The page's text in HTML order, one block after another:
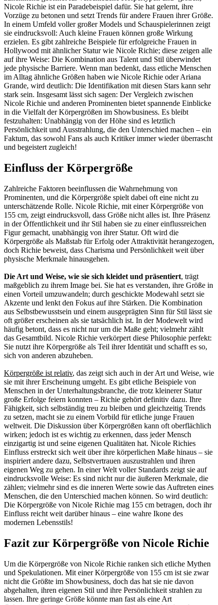
Nicole Richie ist ein Paradebeispiel dafür. Sie hat gelernt, ihre
Vorzüge zu betonen und setzt Trends für andere Frauen ihrer Größe.
In einem Umfeld voller großer Models und Schauspielerinnen zeigt
sie eindrucksvoll: Auch kleine Frauen können große Wirkung
erzielen. Es gibt zahlreiche Beispiele für erfolgreiche Frauen in
Hollywood mit ähnlicher Statur wie Nicole Richie; diese zeigen alle
auf ihre Weise: Die Kombination aus Talent und Stil überwindet
jede physische Barriere. Wenn man bedenkt, dass etliche Menschen
im Alltag ähnliche Größen haben wie Nicole Richie oder Ariana
Grande, wird deutlich: Die Identifikation mit diesen Stars kann sehr
stark sein. Insgesamt lässt sich sagen: Der Vergleich zwischen
Nicole Richie und anderen Prominenten bietet spannende Einblicke
in die Vielfalt der Körpergrößen im Showbusiness. Es bleibt
festzuhalten: Unabhängig von der Höhe sind es letztlich
Persönlichkeit und Ausstrahlung, die den Unterschied machen – ein
Faktum, das sowohl Fans als auch Kritiker immer wieder überrascht
und begeistert zugleich!
Einfluss der Körpergröße
Zahlreiche Faktoren beeinflussen die Wahrnehmung von
Prominenten, und die Körpergröße spielt dabei oft eine nicht zu
unterschätzende Rolle. Nicole Richie, mit einer Körpergröße von
155 cm, zeigt eindrucksvoll, dass Größe nicht alles ist. Ihre Präsenz
in der Öffentlichkeit und ihr Stil haben sie zu einer einflussreichen
Figur gemacht, unabhängig von ihrer Statur. Oft wird die
Körpergröße als Maßstab für Erfolg oder Attraktivität herangezogen,
doch Richie beweist, dass Charisma und Persönlichkeit weit über
physische Merkmale hinausgehen.
Die Art und Weise, wie sie sich kleidet und präsentiert, trägt
maßgeblich zu ihrem Image bei. Sie hat es verstanden, ihre Größe in
einen Vorteil umzuwandeln; durch geschickte Modewahl setzt sie
Akzente und lenkt den Fokus auf ihre Stärken. Die Kombination
aus Selbstbewusstsein und einem ausgeprägten Sinn für Stil lässt sie
oft größer erscheinen als sie tatsächlich ist. In der Modewelt wird
häufig betont, dass es nicht nur um die Maße geht; vielmehr zählt
das Gesamtbild. Nicole Richie verkörpert diese Philosophie perfekt:
Sie nutzt ihre Körpergröße als Teil ihrer Identität und schafft es so,
sich von anderen abzuheben.
Körpergröße ist relativ, das zeigt sich auch in der Art und Weise, wie
sie mit ihrer Erscheinung umgeht. Es gibt etliche Beispiele von
Menschen in der Unterhaltungsbranche, die trotz kleinerer Statur
große Erfolge feiern konnten – Richie gehört definitiv dazu. Ihre
Fähigkeit, sich selbständig treu zu bleiben und gleichzeitig Trends
zu setzen, macht sie zu einem Vorbild für etliche junge Frauen
weltweit. Die Diskussion über Körpergrößen kann oft oberflächlich
wirken; jedoch ist es wichtig zu erkennen, dass jeder Mensch
einzigartig ist und seine eigenen Qualitäten hat. Nicole Richies
Einfluss erstreckt sich weit über ihre körperlichen Maße hinaus – sie
inspiriert andere dazu, Selbstvertrauen auszustrahlen und ihren
eigenen Weg zu gehen. In einer Welt voller Standards zeigt sie auf
eindrucksvolle Weise: Es sind nicht nur die äußeren Merkmale, die
zählen; vielmehr sind es die inneren Werte sowie das Auftreten eines
Menschen, die den Unterschied machen können. So wird deutlich:
Die Körpergröße von Nicole Richie mag 155 cm betragen, doch ihr
Einfluss reicht weit darüber hinaus – eine wahre Ikone des
modernen Lebensstils!
Fazit zur Körpergröße von Nicole Richie
Um die Körpergröße von Nicole Richie ranken sich etliche Mythen
und Spekulationen. Mit einer Körpergröße von 155 cm ist sie zwar
nicht die Größte im Showbusiness, doch das hat sie nie davon
abgehalten, ihren eigenen Stil und ihre Persönlichkeit strahlen zu
lassen. Ihre geringe Größe könnte man fast als eine Art